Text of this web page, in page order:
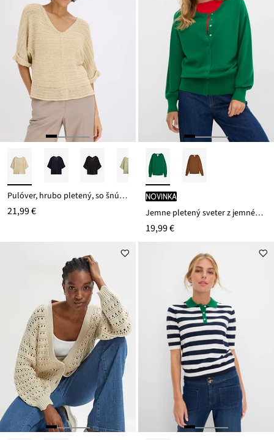
Pulóver, hrubo pletený, so šnúrkovým vláknom
21,99 €
novinka
Jemne pletený sveter z jemného viskózového mixu
19,99 €